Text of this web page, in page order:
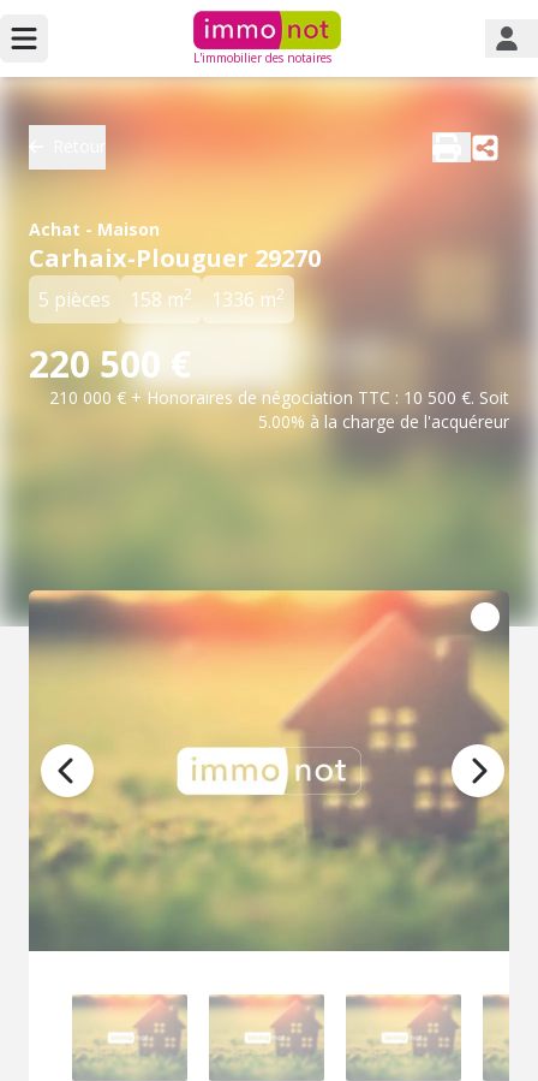
L'immobilier des notaires
Achat - Maison
Carhaix-Plouguer 29270
5 pièces 158 m2 1336 m2
220 500 €
210 000 € + Honoraires de négociation TTC : 10 500 €. Soit
5.00% à la charge de l'acquéreur